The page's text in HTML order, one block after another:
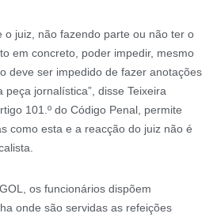
o juiz, não fazendo parte ou não ter o
em concreto, poder impedir, mesmo
deve ser impedido de fazer anotações
jornalística”, disse Teixeira
101.º do Código Penal, permite
como esta e a reacção do juiz não é
os funcionários dispõem
onde são servidas as refeições